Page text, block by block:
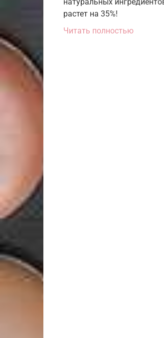
растет на 35%!
Читать полностью